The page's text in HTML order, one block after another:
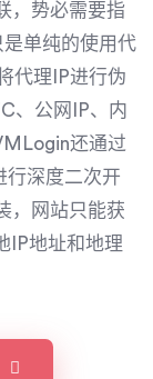
，势必需要指
单纯的使用代
代理IP进行伪
、公网IP、内
还通过
行深度二次开
，网站只能获
IP地址和地理